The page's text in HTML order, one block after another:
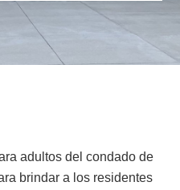
adultos del condado de
brindar a los residentes